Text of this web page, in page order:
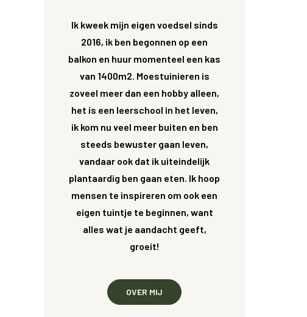
Ik kweek mijn eigen voedsel sinds
2016, ik ben begonnen op een
balkon en huur momenteel een kas
van 1400m2. Moestuinieren is
zoveel meer dan een hobby alleen,
het is een leerschool in het leven,
ik kom nu veel meer buiten en ben
steeds bewuster gaan leven,
vandaar ook dat ik uiteindelijk
plantaardig ben gaan eten. Ik hoop
mensen te inspireren om ook een
eigen tuintje te beginnen, want
alles wat je aandacht geeft,
groeit!
OVER MIJ